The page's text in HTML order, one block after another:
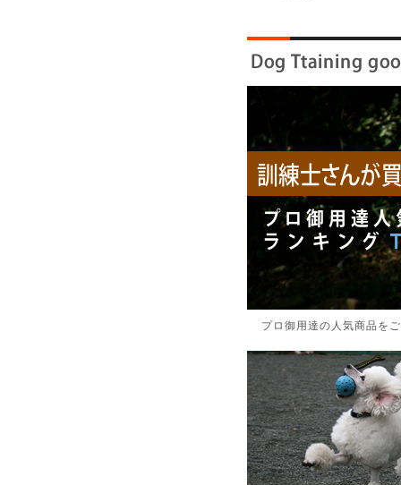
プロ御用達の人気商品を